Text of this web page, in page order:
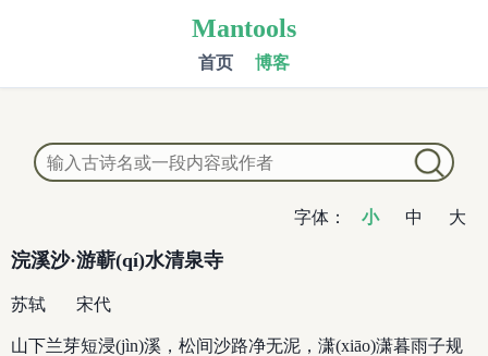
Mantools
首页 博客
字体： 小 中 大
浣溪沙·游蕲(qí)水清泉寺
苏轼 宋代
山下兰芽短浸(jìn)溪，松间沙路净无泥，潇(xiāo)潇暮雨子规